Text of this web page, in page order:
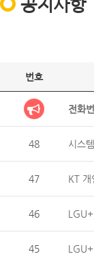
공지사항
번호
전화
48 시스
47 KT 개
46
45